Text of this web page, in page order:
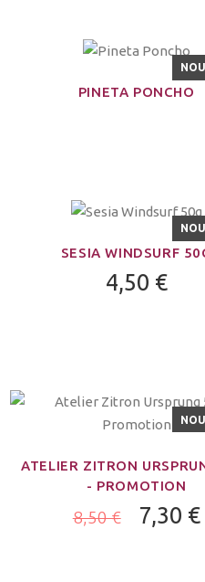
PINETA PONCHO
SESIA WINDSURF
4,50 €
ATELIER ZITRON
- PROMOTION
8,50 € 7,30 €